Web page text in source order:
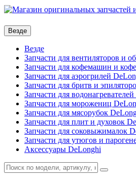
Везде
Везде
Запчасти для вентиляторов и
Запчасти для кофемашин и
Запчасти для аэрогрилей
Запчасти для бритв и
Запчасти для
Запчасти для морожениц
Запчасти для мясорубок
Запчасти для плит и духовок
Запчасти для соковыжималок
Запчасти для утюгов и
Аксессуары DeLonghi